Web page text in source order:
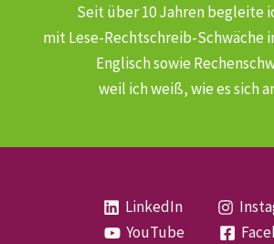
Seit über 10 Jahren begleite
mit Lese-Rechtschreib-Schwäche
Englisch sowie
weil ich weiß, wie es sich
LinkedIn
YouTube